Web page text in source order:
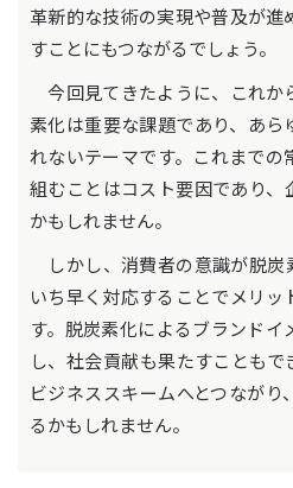
革新的な技術の実現や普及が進
すことにもつながるでしょう。
今回見てきたように、これか
素化は重要な課題であり、あら
れないテーマです。これまでの
組むことはコスト要因であり、
かもしれません。
しかし、消費者の意識が脱炭
いち早く対応することでメリ
す。脱炭素化によるブランド
し、社会貢献も果たすことも
ビジネススキームへとつなが
るかもしれません。